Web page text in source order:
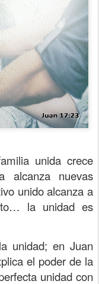
unida crece
alcanza nuevas
unido alcanza a
la unidad es
unidad; en Juan
el poder de la
unidad con